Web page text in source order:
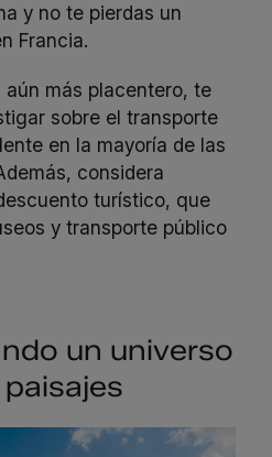
y no te pierdas un
Francia.
aún más placentero, te
sobre el transporte
en la mayoría de las
considera
turístico, que
y transporte público
un universo